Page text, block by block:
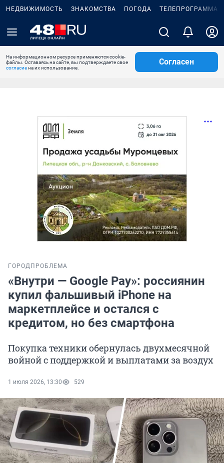
НЕДВИЖИМОСТЬ ЗНАКОМСТВА ПОГОДА ТЕЛЕПРОГРАММА
На информационном ресурсе применяются cookie-
файлы. Оставаясь на сайте, вы подтверждаете свое
согласиена их использование.
Согласен
ГОРОД ПРОБЛЕМА
«Внутри — Google Pay»: россиянин
купил фальшивый iPhone на
маркетплейсе и остался с
кредитом, но без смартфона
Покупка техники обернулась двухмесячной
войной с поддержкой и выплатами за воздух
1 июля 2026, 13:30 529